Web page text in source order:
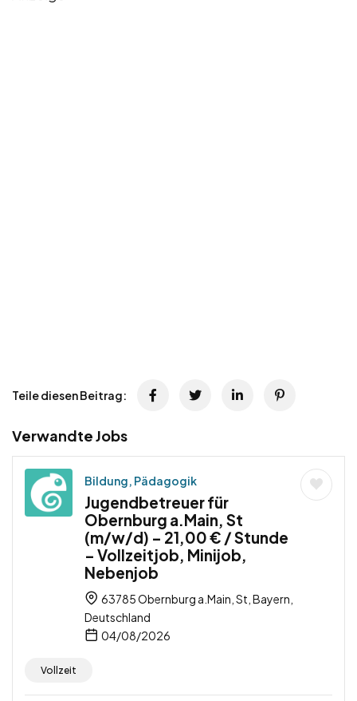
Teile diesen Beitrag:
Verwandte Jobs
Bildung, Pädagogik
Jugendbetreuer für
Obernburg a.Main, St
(m/w/d) – 21,00 € / Stunde
– Vollzeitjob, Minijob,
Nebenjob
63785 Obernburg a.Main, St, Bayern,
Deutschland
04/08/2026
Vollzeit